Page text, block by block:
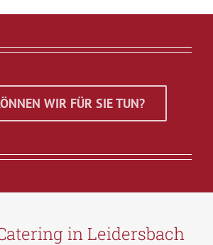
WIR FÜR SIE TUN?
in Leidersbach